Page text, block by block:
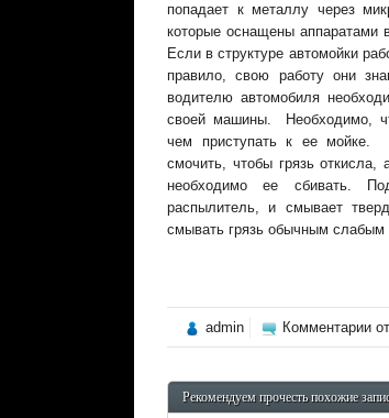
попадает к металлу через
которые оснащены аппаратами
Если в структуре автомойки
правило, свою работу они
водителю автомобиля
своей машины. Необходимо,
чем приступать к ее мойке.
смочить, чтобы грязь
необходимо ее сбивать.
распылитель, и смывает
смывать грязь обычным
admin Комментариик
Рекомендуем прочесть похожие